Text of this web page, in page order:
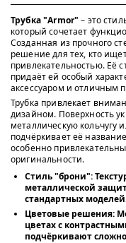
Трубка "Armor" – это
который сочетает
Созданная из прочного
решение для тех, кто
привлекательностью. Её
придаёт ей особый
аксессуаром и отличным
Трубка привлекает
дизайном. Поверхность
металлическую кольчугу
подчёркивает её
особенно
оригинальности.
Стиль "брони":
металлической
стандартных
Цветовые решения:
цветах с
подчёркивают